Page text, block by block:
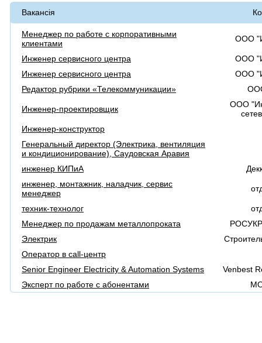
Вакансія
Менеджер по работе с корпоративными
клиентами
ООО
Инженер сервисного центра
ООО
Инженер сервисного центра
ООО
Редактор рубрики «Телекоммуникации»
Инженер-проектировщик
ООО
Инженер-конструктор
Генеральный директор (Электрика, вентиляция
и кондиционирование), Саудовская Аравия
инженер КИПиА
инженер, монтажник, наладчик, сервис
менеджер
техник-технолог
Менеджер по продажам металлопроката
Электрик
Оператор в call-центр
Senior Engineer Electricity & Automation Systems
Venbest
Эксперт по работе с абонентами